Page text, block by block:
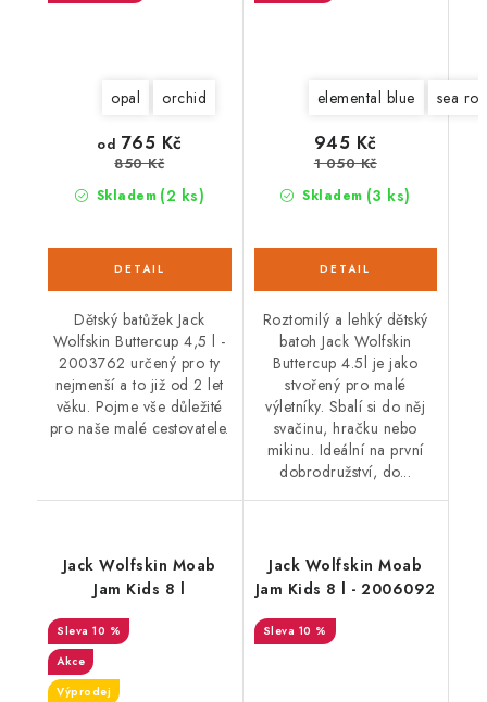
opal orchid
Skladem (2 ks)
od 765 Kč
850 Kč
Dětský batůžek Jack
Wolfskin Buttercup 4,5 l -
2003762 určený pro ty
nejmenší a to již od 2 let
věku. Pojme vše důležité
pro naše malé cestovatele.
elemental blue sea
Skladem (3 ks)
945 Kč
1 050 Kč
Roztomilý a lehký dětský
batoh Jack Wolfskin
Buttercup 4.5l je jako
stvořený pro malé
výletníky. Sbalí si do něj
svačinu, hračku nebo
mikinu. Ideální na první
dobrodružství, do...
Jack Wolfskin Moab
Jam Kids 8 l
10 %
Akce
Výprodej
Jack Wolfskin Moab
Jam Kids 8 l - 2006092
10 %